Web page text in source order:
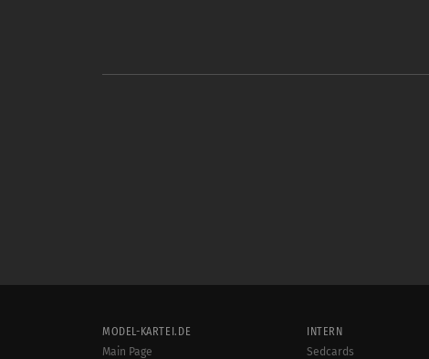
MODEL-KARTEI.DE
Main Page
INTERN
Sedcards